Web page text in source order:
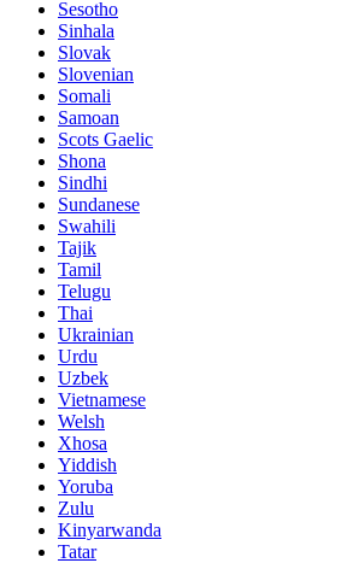
Sesotho
Sinhala
Slovak
Slovenian
Somali
Samoan
Scots Gaelic
Shona
Sindhi
Sundanese
Swahili
Tajik
Tamil
Telugu
Thai
Ukrainian
Urdu
Uzbek
Vietnamese
Welsh
Xhosa
Yiddish
Yoruba
Zulu
Kinyarwanda
Tatar